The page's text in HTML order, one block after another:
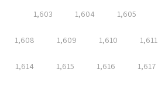
1,603 1,604 1,605
1,608 1,609 1,610 1,611
1,614 1,615 1,616 1,617